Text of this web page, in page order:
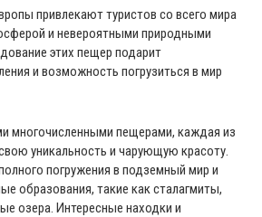
привлекают туристов со всего мира
и невероятными природными
этих пещер подарит
и возможность погрузиться в мир
многочисленными пещерами, каждая из
уникальность и чарующую красоту.
погружения в подземный мир и
образования, такие как сталагмиты,
озера. Интересные находки и